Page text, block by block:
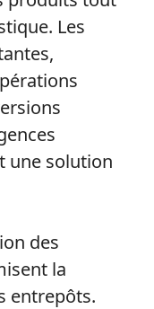
Les
une solution
des
la
entrepôts.